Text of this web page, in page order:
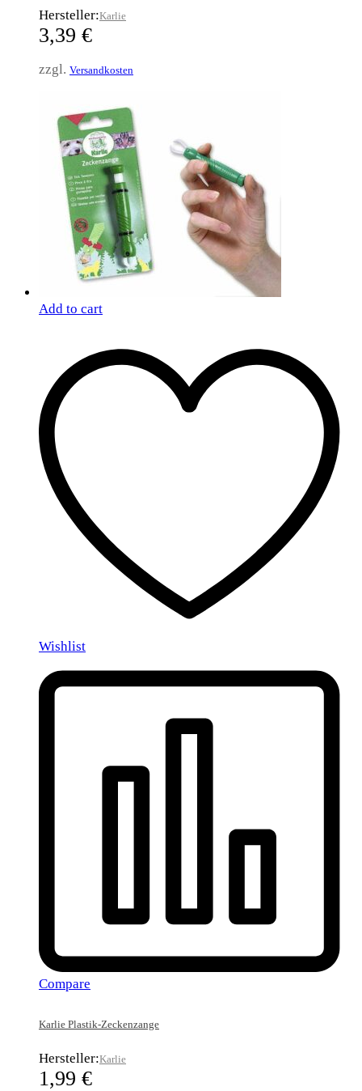
Hersteller:Karlie
3,39 €
zzgl. Versandkosten
Add to cart
Wishlist
Compare
Karlie Plastik-Zeckenzange
Hersteller:Karlie
1,99 €